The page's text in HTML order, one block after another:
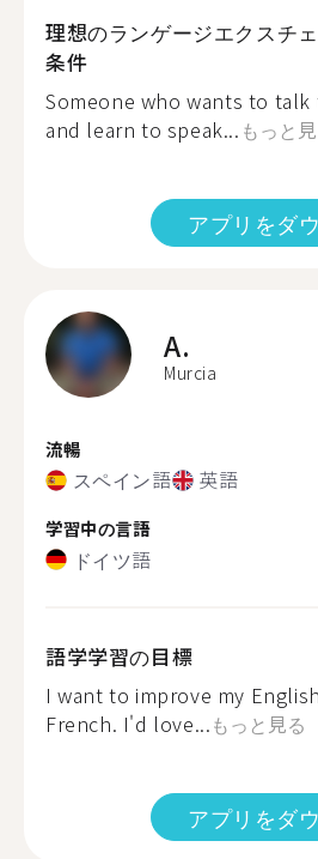
理想のランゲージエクスチ
条件
Someone who wants to talk
and learn to speak... もっと
アプリをダ
A.
Murcia
流暢
スペイン語 英語
学習中の言語
ドイツ語
語学学習の目標
I want to improve my
French. I'd love...もっと見る
アプリをダ